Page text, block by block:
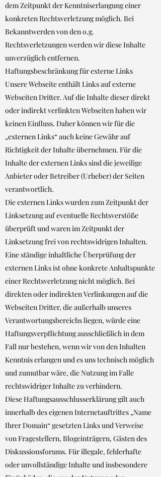
dem Zeitpunkt der Kenntniserlangung einer
konkreten Rechtsverletzung möglich. Bei
Bekanntwerden von den o.g.
Rechtsverletzungen werden wir diese Inhalte
unverzüglich entfernen.
Haftungsbeschränkung für externe Links
Unsere Webseite enthält Links auf externe
Webseiten Dritter. Auf die Inhalte dieser direkt
oder indirekt verlinkten Webseiten haben wir
keinen Einfluss. Daher können wir für die
„externen Links“ auch keine Gewähr auf
Richtigkeit der Inhalte übernehmen. Für die
Inhalte der externen Links sind die jeweilige
Anbieter oder Betreiber (Urheber) der Seiten
verantwortlich.
Die externen Links wurden zum Zeitpunkt der
Linksetzung auf eventuelle Rechtsverstöße
überprüft und waren im Zeitpunkt der
Linksetzung frei von rechtswidrigen Inhalten.
Eine ständige inhaltliche Überprüfung der
externen Links ist ohne konkrete Anhaltspunkte
einer Rechtsverletzung nicht möglich. Bei
direkten oder indirekten Verlinkungen auf die
Webseiten Dritter, die außerhalb unseres
Verantwortungsbereichs liegen, würde eine
Haftungsverpflichtung ausschließlich in dem
Fall nur bestehen, wenn wir von den Inhalten
Kenntnis erlangen und es uns technisch möglich
und zumutbar wäre, die Nutzung im Falle
rechtswidriger Inhalte zu verhindern.
Diese Haftungsausschlusserklärung gilt auch
innerhalb des eigenen Internetauftrittes „Name
Ihrer Domain“ gesetzten Links und Verweise
von Fragestellern, Blogeinträgern, Gästen des
Diskussionsforums. Für illegale, fehlerhafte
oder unvollständige Inhalte und insbesondere